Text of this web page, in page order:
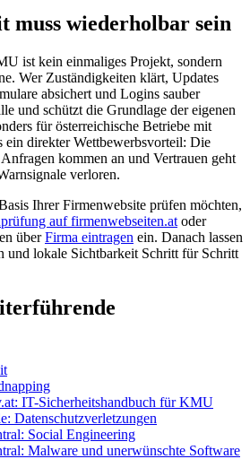
muss wiederholbar sein
ist kein einmaliges Projekt, sondern
Wer Zuständigkeiten klärt, Updates
absichert und Logins sauber
und schützt die Grundlage der eigenen
für österreichische Betriebe mit
ein direkter Wettbewerbsvorteil: Die
kommen an und Vertrauen geht
verloren.
Ihrer Firmenwebsite prüfen möchten,
auf firmenwebseiten.at oder
überFirma eintragen ein. Danach lassen
und lokale Sichtbarkeit Schritt für Schritt
IT-Sicherheitshandbuch für KMU
Datenschutzverletzungen
Social Engineering
Malware und unerwünschte Software